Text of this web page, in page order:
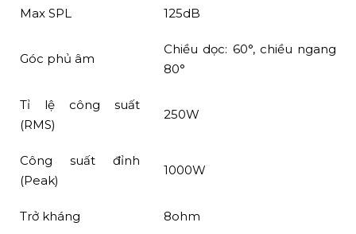
Max SPL 125dB
Góc phủ âm
Chiều dọc: 60°, chiều ngang
80°
Tỉ lệ công suất
(RMS)
250W
Công suất đỉnh
(Peak)
1000W
Trở kháng 8ohm